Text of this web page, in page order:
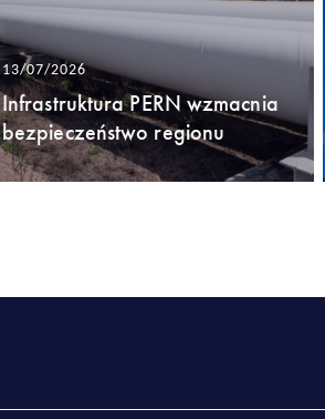
13/07/2026
Infrastruktura PERN wzmacnia
bezpieczeństwo regionu